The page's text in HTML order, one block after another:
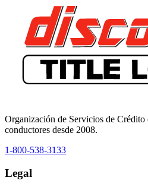
Organización de Servicios de Crédito
conductores desde 2008.
1-800-538-3133
Legal